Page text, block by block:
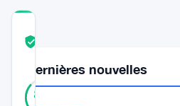
86
Vérifié
Dernières nouvelles